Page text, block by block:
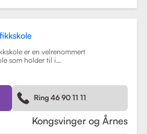
er en velrenommert
som holder til i
Skolen tilbyr et
av tjenester, inkludert
for førerkort klasse B,
manuelt og automatgir.
Ring 46 90 11 11
Kongsvinger og Årnes